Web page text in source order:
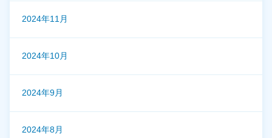
2024年11月
2024年10月
2024年9月
2024年8月